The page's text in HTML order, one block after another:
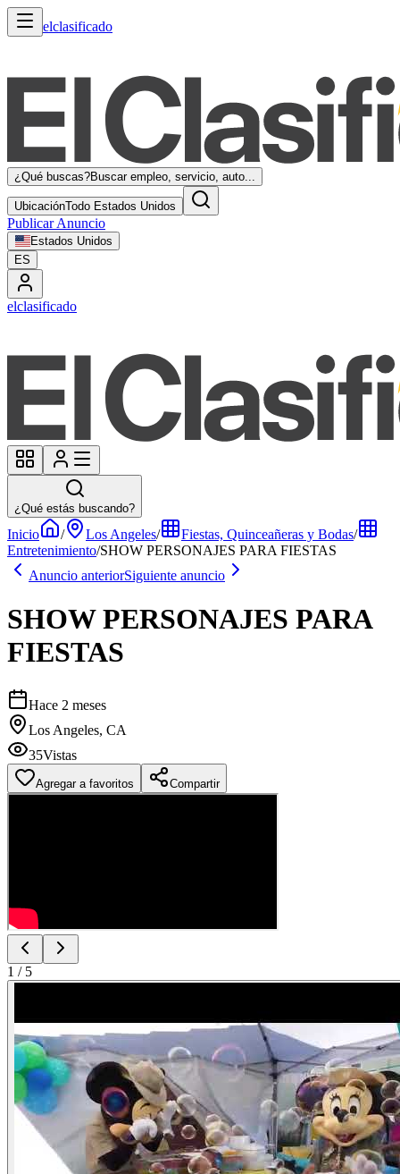
elclasificado
¿Qué buscas?Buscar empleo, servicio, auto...
UbicaciónTodo Estados Unidos
Publicar Anuncio
Estados Unidos
ES
elclasificado
¿Qué estás buscando?
Inicio / Los Angeles/ Fiestas, Quinceañeras y Bodas/
Entretenimiento/SHOW PERSONAJES PARA FIESTAS
Anuncio anteriorSiguiente anuncio
SHOW PERSONAJES PARA
FIESTAS
Hace 2 meses
Los Angeles, CA
35Vistas
Agregar a favoritos Compartir
1 / 5